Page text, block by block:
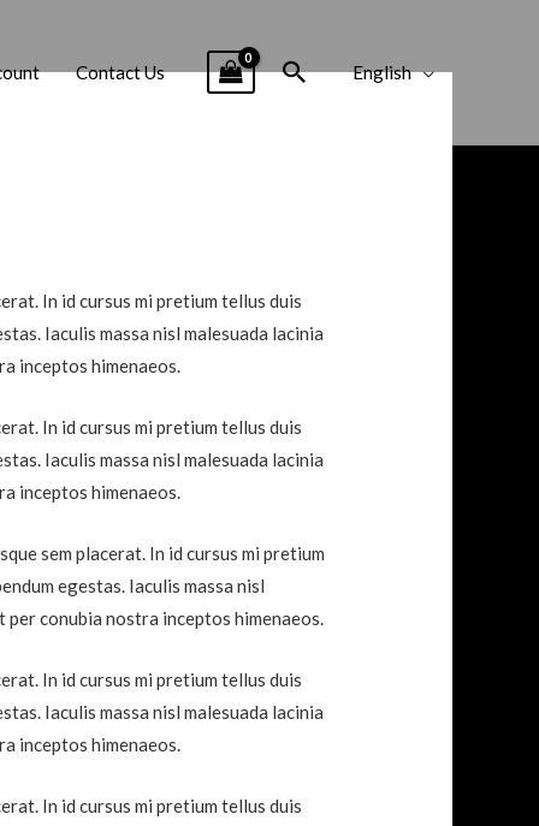
Contact Us SearchEnglish
In id cursus mi pretium tellus duis
Iaculis massa nisl malesuada lacinia
inceptos himenaeos.
In id cursus mi pretium tellus duis
Iaculis massa nisl malesuada lacinia
inceptos himenaeos.
sem placerat. In id cursus mi pretium
egestas. Iaculis massa nisl
conubia nostra inceptos himenaeos.
In id cursus mi pretium tellus duis
Iaculis massa nisl malesuada lacinia
inceptos himenaeos.
In id cursus mi pretium tellus duis